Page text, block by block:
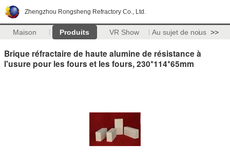
Zhengzhou Rongsheng Refractory Co., Ltd.
Maison Produits VR Show Au sujet de nous >>
Brique réfractaire de haute alumine de résistance à
l'usure pour les fours et les fours, 230*114*65mm